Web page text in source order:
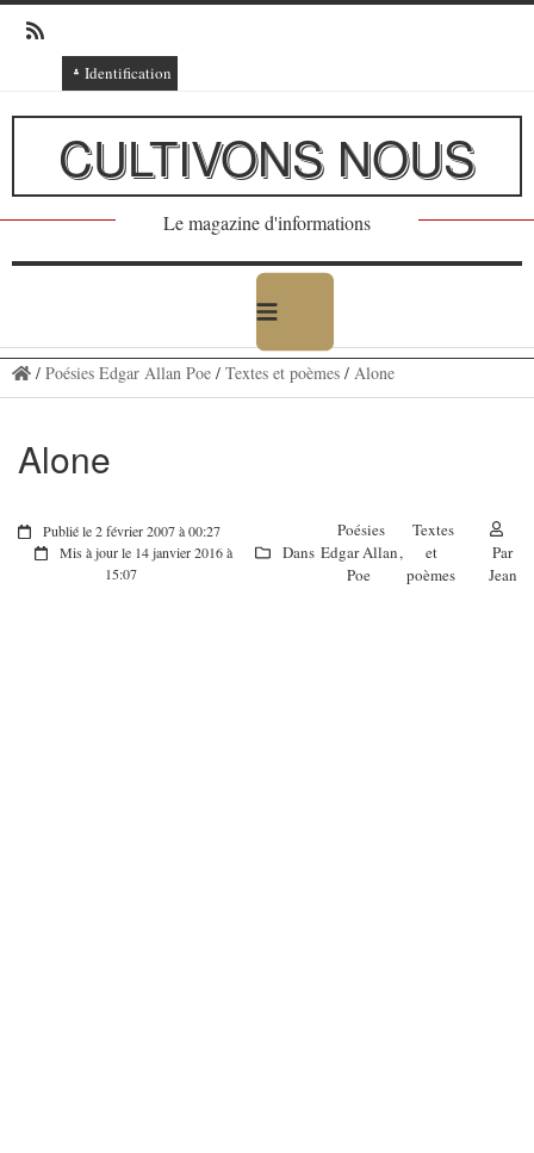
Identification
Connexion
Connexion via Facebook
Inscription
Ajout texte ou poème
CULTIVONS NOUS
Le magazine d'informations
/ Poésies Edgar Allan Poe/ Textes et poèmes/ Alone
Alone
Publié le 2 février 2007 à 00:27
Mis à jour le 14 janvier 2016 à
15:07
Dans
Poésies
Edgar Allan
Poe
,
Textes
et
poèmes
Par
Jean